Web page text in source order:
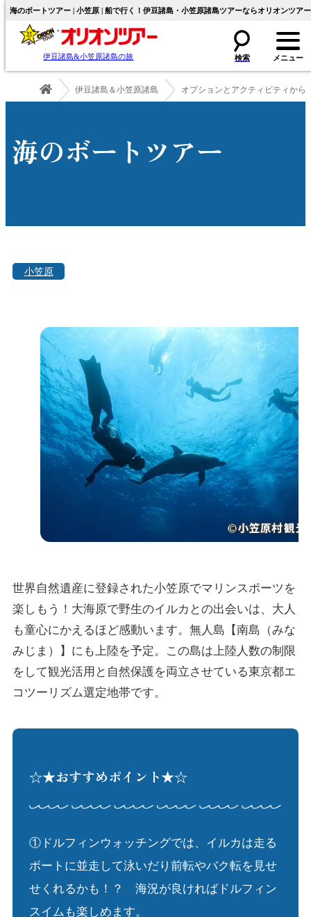
海のボートツアー | 小笠原 | 船で行く！伊豆諸島・小笠原諸島ツアーならオリオンツアー
伊豆諸島&小笠原諸島の旅
伊豆諸島＆小笠原諸島 オプションとアクティビティから
海のボートツアー
小笠原
世界自然遺産に登録された小笠原でマリンスポーツを
楽しもう！大海原で野生のイルカとの出会いは、大人
も童心にかえるほど感動います。無人島【南島（みな
みじま）】にも上陸を予定。この島は上陸人数の制限
をして観光活用と自然保護を両立させている東京都エ
コツーリズム選定地帯です。
☆★おすすめポイント★☆
①ドルフィンウォッチングでは、イルカは走る
ボートに並走して泳いだり前転やバク転を見せ
せくれるかも！？ 海況が良ければドルフィン
スイムも楽しめます。